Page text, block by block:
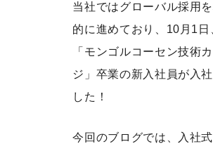
当社ではグローバル採用
的に進めており、10月1日
「モンゴルコーセン技術
ジ」卒業の新入社員が入社
した！
今回のブログでは、入社